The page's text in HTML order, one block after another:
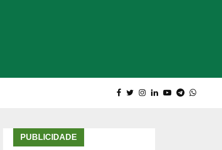
PUBLICIDADE